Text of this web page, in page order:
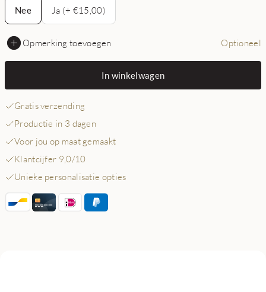
Nee
Ja (+ €15,00)
Opmerking toevoegen Optioneel
In winkelwagen
Gratis verzending
Productie in 3 dagen
Voor jou op maat gemaakt
Klantcijfer 9,0/10
Unieke personalisatie opties